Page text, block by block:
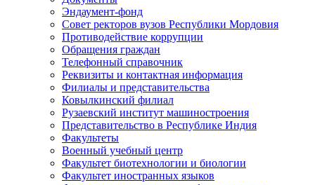
Эндаумент-фонд
Совет ректоров вузов Республики Мордовия
Противодействие коррупции
Обращения граждан
Телефонный справочник
Реквизиты и контактная информация
Филиалы и представительства
Ковылкинский филиал
Рузаевский институт машиностроения
Представительство в Республике Индия
Факультеты
Военный учебный центр
Факультет биотехнологии и биологии
Факультет иностранных языков